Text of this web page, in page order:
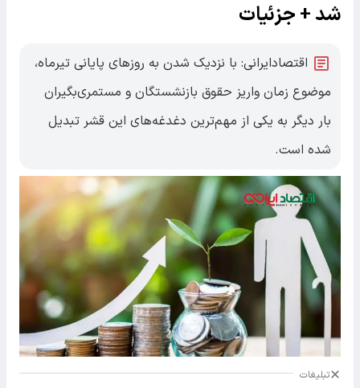
شد + جزئیات
اقتصادایرانی: با نزدیک شدن به روزهای پایانی تیرماه،
موضوع زمان واریز حقوق بازنشستگان و مستمری‌بگیران
بار دیگر به یکی از مهم‌ترین دغدغه‌های این قشر تبدیل
شده است.
تبلیغات